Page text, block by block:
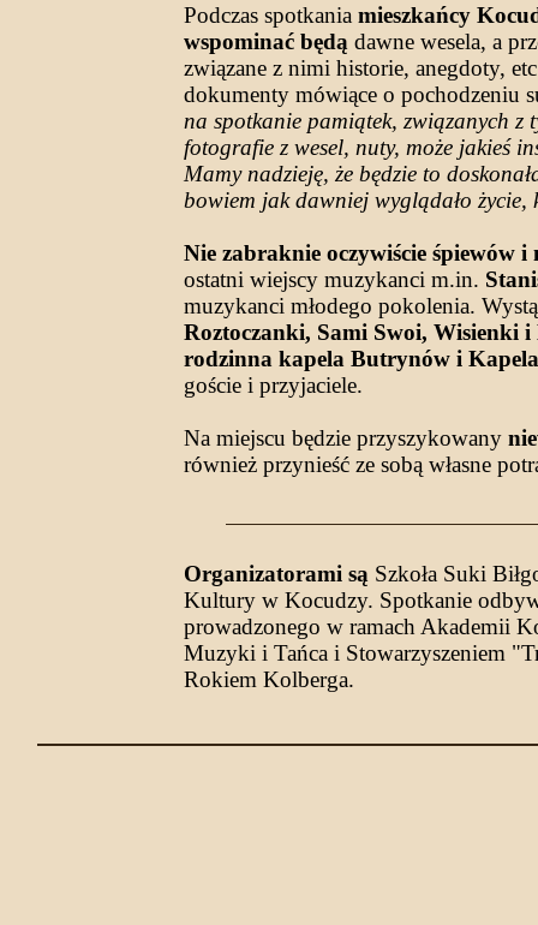
Podczas spotkania mieszkańcy
wspominać będą dawne wesela, a
związane z nimi historie, anegdoty,
dokumenty mówiące o pochodzeniu
na spotkanie pamiątek, związanych
fotografie z wesel, nuty, może jakieś
Mamy nadzieję, że będzie to
bowiem jak dawniej wyglądało życie,
Nie zabraknie oczywiście śpiewów
ostatni wiejscy muzykanci m.in.
muzykanci młodego pokolenia.
Roztoczanki, Sami Swoi, Wisienki
rodzinna kapela Butrynów i
goście i przyjaciele.
Na miejscu będzie przyszykowany
również przynieść ze sobą własne
Organizatorami są Szkoła Suki
Kultury w Kocudzy. Spotkanie
prowadzonego w ramach Akademii
Muzyki i Tańca i Stowarzyszeniem
Rokiem Kolberga.